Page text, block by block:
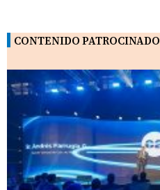
CONTENIDO PATROCINADO